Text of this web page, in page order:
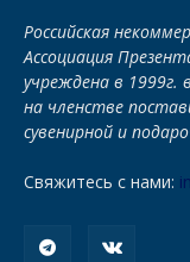
Российская
Ассоциация
учреждена в 1999г.
на членстве
сувенирной и
Свяжитесь с нами: